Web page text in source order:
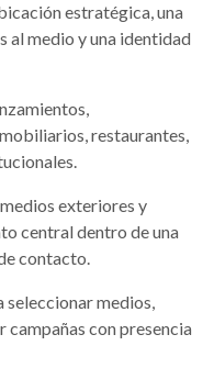
estratégica, una
al medio y una identidad
restaurantes,
exteriores y
central dentro de una
contacto.
seleccionar medios,
con presencia